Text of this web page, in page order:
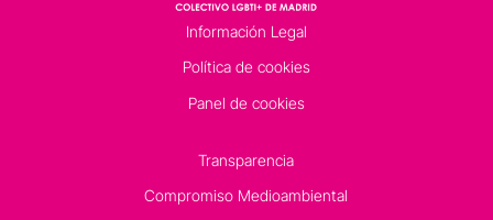
Información Legal
Política de cookies
Panel de cookies
Transparencia
Compromiso Medioambiental